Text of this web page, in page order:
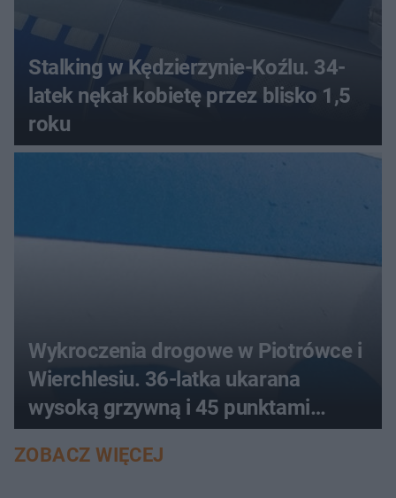
Stalking w Kędzierzynie-Koźlu. 34-
latek nękał kobietę przez blisko 1,5
roku
Wykroczenia drogowe w Piotrówce i
Wierchlesiu. 36-latka ukarana
wysoką grzywną i 45 punktami
karnymi
ZOBACZ WIĘCEJ